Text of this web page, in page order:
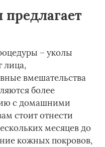
– уколы
лица,
вмешательства
более
с домашними
стоит отнести
месяцев до
кожных покровов,